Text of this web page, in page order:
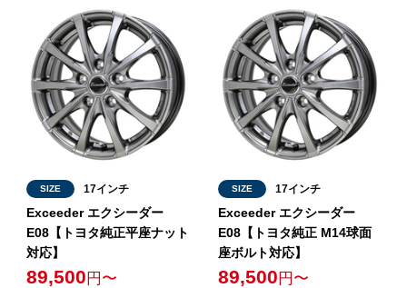
SIZE 17インチ
Exceeder エクシーダー
E08【トヨタ純正平座ナット
対応】
89,500 円〜
SIZE 17インチ
Exceeder エクシーダー
E08【トヨタ純正 M14球面
座ボルト対応】
89,500 円〜